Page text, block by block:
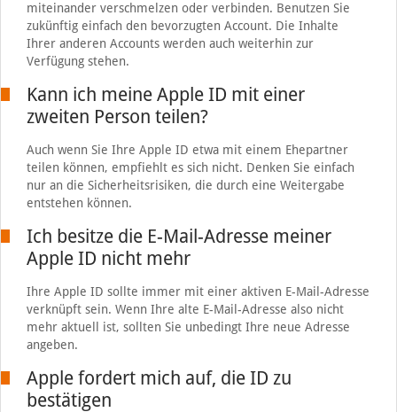
miteinander verschmelzen oder verbinden. Benutzen Sie
zukünftig einfach den bevorzugten Account. Die Inhalte
Ihrer anderen Accounts werden auch weiterhin zur
Verfügung stehen.
Kann ich meine Apple ID mit einer
zweiten Person teilen?
Auch wenn Sie Ihre Apple ID etwa mit einem Ehepartner
teilen können, empfiehlt es sich nicht. Denken Sie einfach
nur an die Sicherheitsrisiken, die durch eine Weitergabe
entstehen können.
Ich besitze die E-Mail-Adresse meiner
Apple ID nicht mehr
Ihre Apple ID sollte immer mit einer aktiven E-Mail-Adresse
verknüpft sein. Wenn Ihre alte E-Mail-Adresse also nicht
mehr aktuell ist, sollten Sie unbedingt Ihre neue Adresse
angeben.
Apple fordert mich auf, die ID zu
bestätigen